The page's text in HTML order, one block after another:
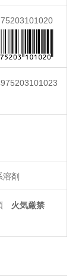
溶剤
火気厳禁